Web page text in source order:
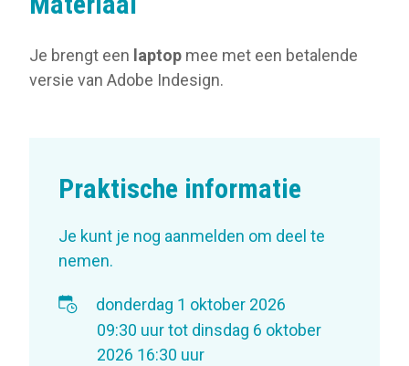
Je brengt een laptop mee met een betalende
versie van Adobe Indesign.
Praktische informatie
Je kunt je nog aanmelden om deel te
nemen.
donderdag 1 oktober 2026
09:30 uur tot dinsdag 6 oktober
2026 16:30 uur